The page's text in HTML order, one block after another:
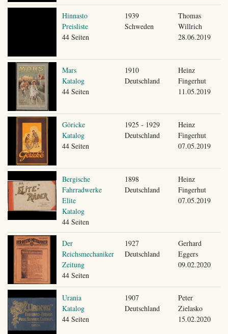
Hinnasto
Preisliste
44 Seiten
1939
Schweden
Thomas
Willrich
28.06.2019
Mars
Katalog
44 Seiten
1910
Deutschland
Heinz
Fingerhut
11.05.2019
Göricke
Katalog
44 Seiten
1925 - 1929
Deutschland
Heinz
Fingerhut
07.05.2019
Bergische
Fahrradwerke
Elite
Katalog
44 Seiten
1898
Deutschland
Heinz
Fingerhut
07.05.2019
Der
Reichsmechaniker
Zeitung
44 Seiten
1927
Deutschland
Gerhard
Eggers
09.02.2020
Urania
Katalog
44 Seiten
1907
Deutschland
Peter
Zielasko
15.02.2020